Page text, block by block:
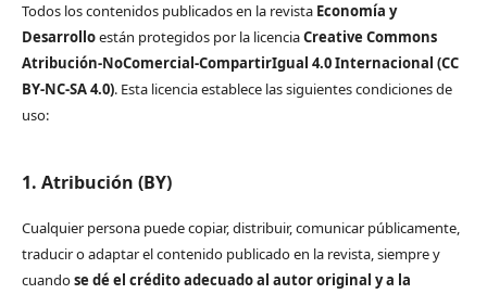
Todos los contenidos publicados en la revista Economía y
Desarrolloestán protegidos por la licenciaCreative Commons
Atribución-NoComercial-CompartirIgual 4.0 Internacional (CC
BY-NC-SA 4.0). Esta licencia establece las siguientes condiciones de
uso:
1. Atribución (BY)
Cualquier persona puede copiar, distribuir, comunicar públicamente,
traducir o adaptar el contenido publicado en la revista, siempre y
cuandose dé el crédito adecuado al autor original y a la